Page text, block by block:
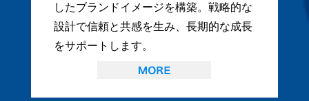
したブランドイメージを構築。戦略的な
設計で信頼と共感を生み、長期的な成長
をサポートします。